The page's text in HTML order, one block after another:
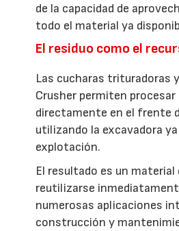
de la capacidad de
todo el material ya
El residuo como el
Las cucharas trituradoras
Crusher permiten
directamente en el frente
utilizando la excavadora
explotación.
El resultado es un material
reutilizarse
numerosas aplicaciones
construcción y